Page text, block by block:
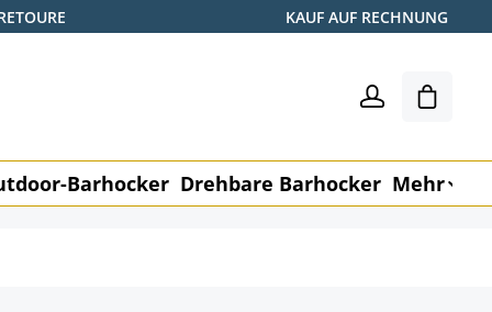
KAUF AUF RECHNUNG
Barhocker Drehbare Barhocker Mehr